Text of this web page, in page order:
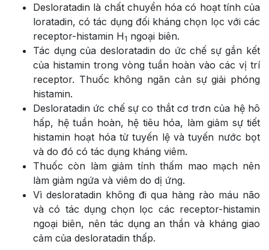
Desloratadin là chất chuyển hóa có hoạt tính của
loratadin, có tác dụng đối kháng chọn lọc với các
receptor-histamin H1 ngoại biên.
Tác dụng của desloratadin do ức chế sự gắn kết
của histamin trong vòng tuần hoàn vào các vị trí
receptor. Thuốc không ngăn cản sự giải phóng
histamin.
Desloratadin ức chế sự co thắt cơ trơn của hệ hô
hấp, hệ tuần hoàn, hệ tiêu hóa, làm giảm sự tiết
histamin hoạt hóa từ tuyến lệ và tuyến nước bọt
và do đó có tác dụng kháng viêm.
Thuốc còn làm giảm tính thấm mao mạch nên
làm giảm ngứa và viêm do dị ứng.
Vì desloratadin không đi qua hàng rào máu não
và có tác dụng chọn lọc các receptor-histamin
ngoại biên, nên tác dụng an thần và kháng giao
cảm của desloratadin thấp.